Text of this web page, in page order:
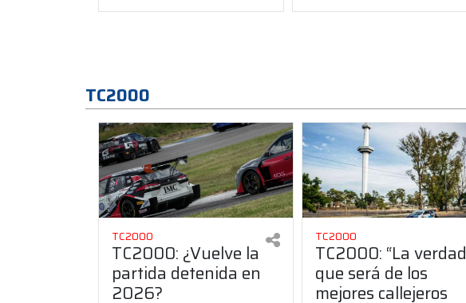
TC2000
TC2000
TC2000: ¿Vuelve la
partida detenida en
2026?
TC2000
TC2000: “La verdad
que será de los
mejores callejeros